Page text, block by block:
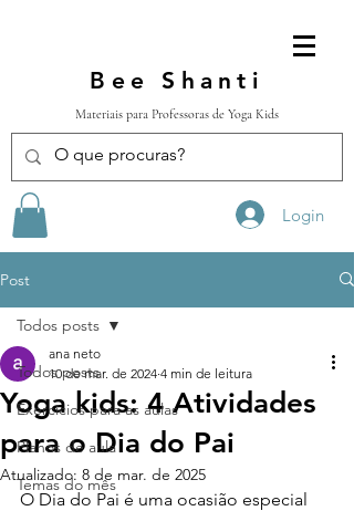
Bee Shanti
Materiais para Professoras de Yoga Kids
Login
Post
Todos posts
Exercícios para as aulas
Planos de aula
Temas do mês
Todos posts
Yoga kids: 4 Atividades
para o Dia do Pai
ana neto
10 de mar. de 2024 4 min de leitura
Atualizado: 8 de mar. de 2025
O Dia do Pai é uma ocasião especial